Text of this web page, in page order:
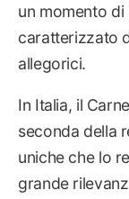
un momento
caratterizzato
allegorici.
In Italia, il
seconda della
uniche che lo
grande